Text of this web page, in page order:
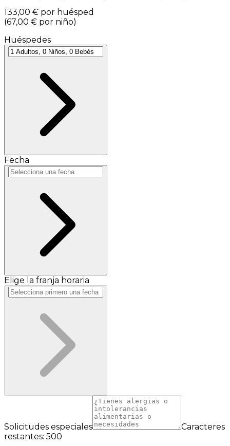
133,00 € por huésped
(67,00 € por niño)
Huéspedes
Fecha
Elige la franja horaria
Solicitudes especiales
Caracteres
restantes: 500